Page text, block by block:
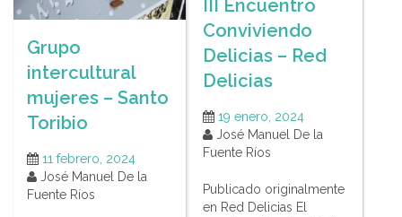
Grupo
intercultural
mujeres – Santo
Toribio
11 febrero, 2024
José Manuel De la
Fuente Ríos
III Encuentro
Conviviendo
Delicias – Red
Delicias
19 enero, 2024
José Manuel De la
Fuente Ríos
Publicado originalmente
en Red Delicias El